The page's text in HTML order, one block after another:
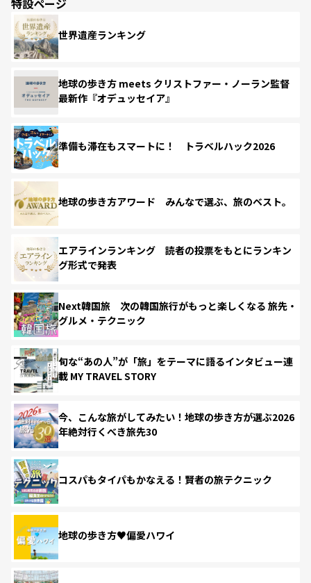
世界遺産ランキング
地球の歩き方 meets クリストファー・ノーラン監督
最新作『オデュッセイア』
準備も滞在もスマートに！ トラベルハック2026
地球の歩き方アワード みんなで選ぶ、旅のベスト。
エアラインランキング 読者の投票をもとにランキン
グ形式で発表
Next韓国旅 次の韓国旅行がもっと楽しくなる 旅先・
グルメ・テクニック
旬な“あの人”が「旅」をテーマに語るインタビュー連
載 MY TRAVEL STORY
今、こんな旅がしてみたい！地球の歩き方が選ぶ2026
年絶対行くべき旅先30
コスパもタイパもかなえる！賢者の旅テクニック
地球の歩き方♥偏愛ハワイ